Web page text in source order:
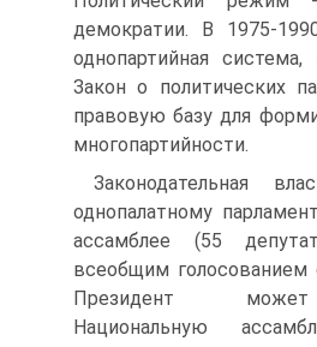
демократии. В 1975-
однопартийная
Закон о политических
правовую базу для
многопартийности.
Законодательная
однопалатному
ассамблее (55
всеобщим голосованием
Президент
Национальную